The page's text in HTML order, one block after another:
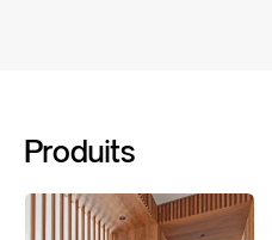
Produits